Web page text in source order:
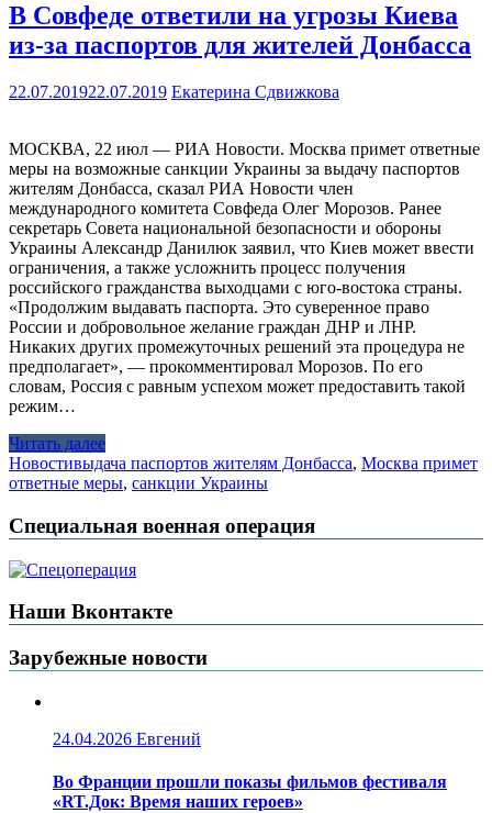
В Совфеде ответили на угрозы Киева
из-за паспортов для жителей Донбасса
22.07.201922.07.2019 Екатерина Сдвижкова
МОСКВА, 22 июл — РИА Новости. Москва примет ответные
меры на возможные санкции Украины за выдачу паспортов
жителям Донбасса, сказал РИА Новости член
международного комитета Совфеда Олег Морозов. Ранее
секретарь Совета национальной безопасности и обороны
Украины Александр Данилюк заявил, что Киев может ввести
ограничения, а также усложнить процесс получения
российского гражданства выходцами с юго-востока страны.
«Продолжим выдавать паспорта. Это суверенное право
России и добровольное желание граждан ДНР и ЛНР.
Никаких других промежуточных решений эта процедура не
предполагает», — прокомментировал Морозов. По его
словам, Россия с равным успехом может предоставить такой
режим…
Читать далее
Новостивыдача паспортов жителям Донбасса, Москва примет
ответные меры, санкции Украины
Специальная военная операция
Наши Вконтакте
Зарубежные новости
24.04.2026 Евгений
Во Франции прошли показы фильмов фестиваля
«RT.Док: Время наших героев»